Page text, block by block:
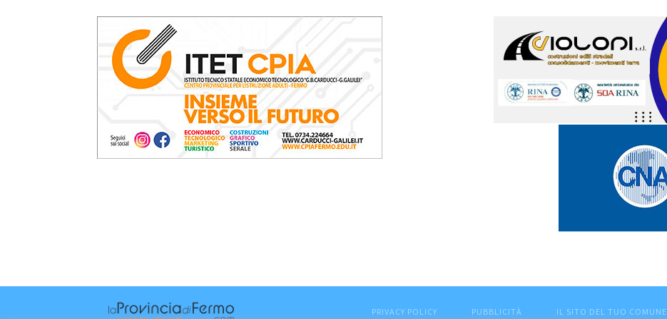
PRIVACY POLICY PUBBLICITÀ IL SITO DEL TUO COMUNE